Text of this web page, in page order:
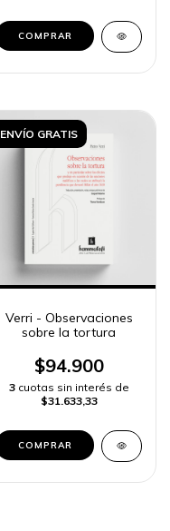
ENVÍO GRATIS
Verri - Observaciones
sobre la tortura
$94.900
3 cuotas sin interés de
$31.633,33
COMPRAR